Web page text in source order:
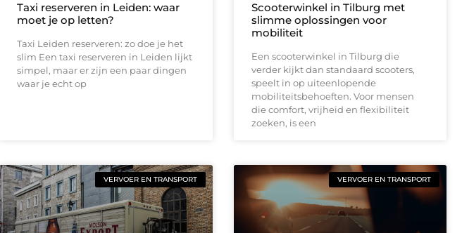
Taxi reserveren in Leiden: waar
moet je op letten?
Taxi Leiden reserveren: zo doe je het
slim Een taxi reserveren in Leiden lijkt
simpel, maar er zijn een paar dingen
waar je echt op
Scooterwinkel in Tilburg met
slimme oplossingen voor
mobiliteit
Een scooterwinkel in Tilburg die
verder kijkt dan standaard scooters,
speelt in op uiteenlopende
mobiliteitsbehoeften. Voor mensen
die comfort, vrijheid en flexibiliteit
zoeken, is een
VERVOER EN TRANSPORT VERVOER EN TRANSPORT